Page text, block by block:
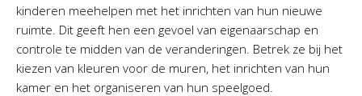
kinderen meehelpen met het inrichten van hun nieuwe
ruimte. Dit geeft hen een gevoel van eigenaarschap en
controle te midden van de veranderingen. Betrek ze bij het
kiezen van kleuren voor de muren, het inrichten van hun
kamer en het organiseren van hun speelgoed.